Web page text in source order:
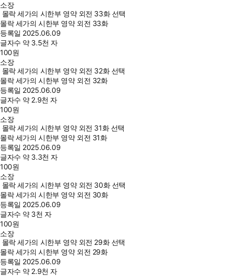
소장
몰락 세가의 시한부 영약 외전 33화 선택
몰락 세가의 시한부 영약 외전 33화
등록일 2025.06.09
글자수 약 3.5천 자
100원
소장
몰락 세가의 시한부 영약 외전 32화 선택
몰락 세가의 시한부 영약 외전 32화
등록일 2025.06.09
글자수 약 2.9천 자
100원
소장
몰락 세가의 시한부 영약 외전 31화 선택
몰락 세가의 시한부 영약 외전 31화
등록일 2025.06.09
글자수 약 3.3천 자
100원
소장
몰락 세가의 시한부 영약 외전 30화 선택
몰락 세가의 시한부 영약 외전 30화
등록일 2025.06.09
글자수 약 3천 자
100원
소장
몰락 세가의 시한부 영약 외전 29화 선택
몰락 세가의 시한부 영약 외전 29화
등록일 2025.06.09
글자수 약 2.9천 자